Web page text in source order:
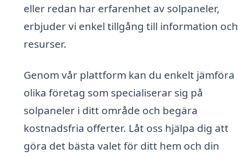
eller redan har erfarenhet av solpaneler,
erbjuder vi enkel tillgång till information och
resurser.
Genom vår plattform kan du enkelt jämföra
olika företag som specialiserar sig på
solpaneler i ditt område och begära
kostnadsfria offerter. Låt oss hjälpa dig att
göra det bästa valet för ditt hem och din